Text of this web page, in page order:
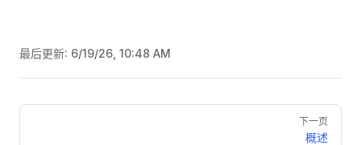
最后更新: 6/19/26, 10:48 AM
Pager
下一页
概述